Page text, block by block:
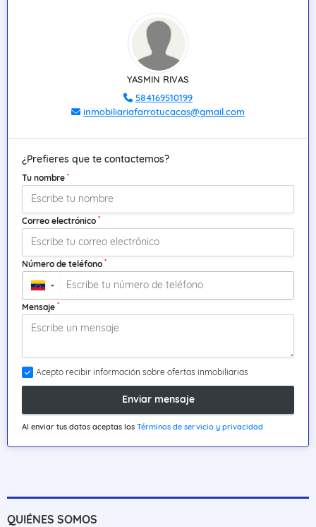
YASMIN RIVAS
584169510199
inmobiliariafarrotucacas@gmail.com
¿Prefieres que te contactemos?
Tu nombre *
Correo electrónico *
Número de teléfono *
▼
Mensaje *
Acepto recibir información sobre ofertas inmobiliarias
Enviar mensaje
Al enviar tus datos aceptas los Términos de servicio y privacidad
QUIÉNES SOMOS